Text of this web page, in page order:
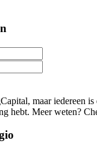
maar iedereen
hebt. Meer weten?